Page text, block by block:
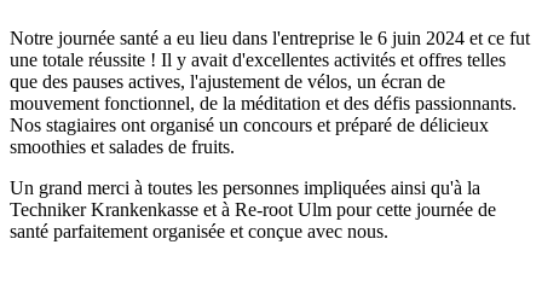
Notre journée santé a eu lieu dans l'entreprise le 6 juin 2024 et ce fut
une totale réussite ! Il y avait d'excellentes activités et offres telles
que des pauses actives, l'ajustement de vélos, un écran de
mouvement fonctionnel, de la méditation et des défis passionnants.
Nos stagiaires ont organisé un concours et préparé de délicieux
smoothies et salades de fruits.
Un grand merci à toutes les personnes impliquées ainsi qu'à la
Techniker Krankenkasse et à Re-root Ulm pour cette journée de
santé parfaitement organisée et conçue avec nous.